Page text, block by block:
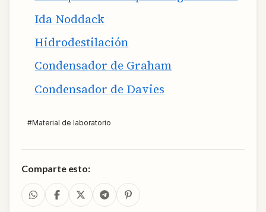
Ida Noddack
Hidrodestilación
Condensador de Graham
Condensador de Davies
#Material de laboratorio
Comparte esto: